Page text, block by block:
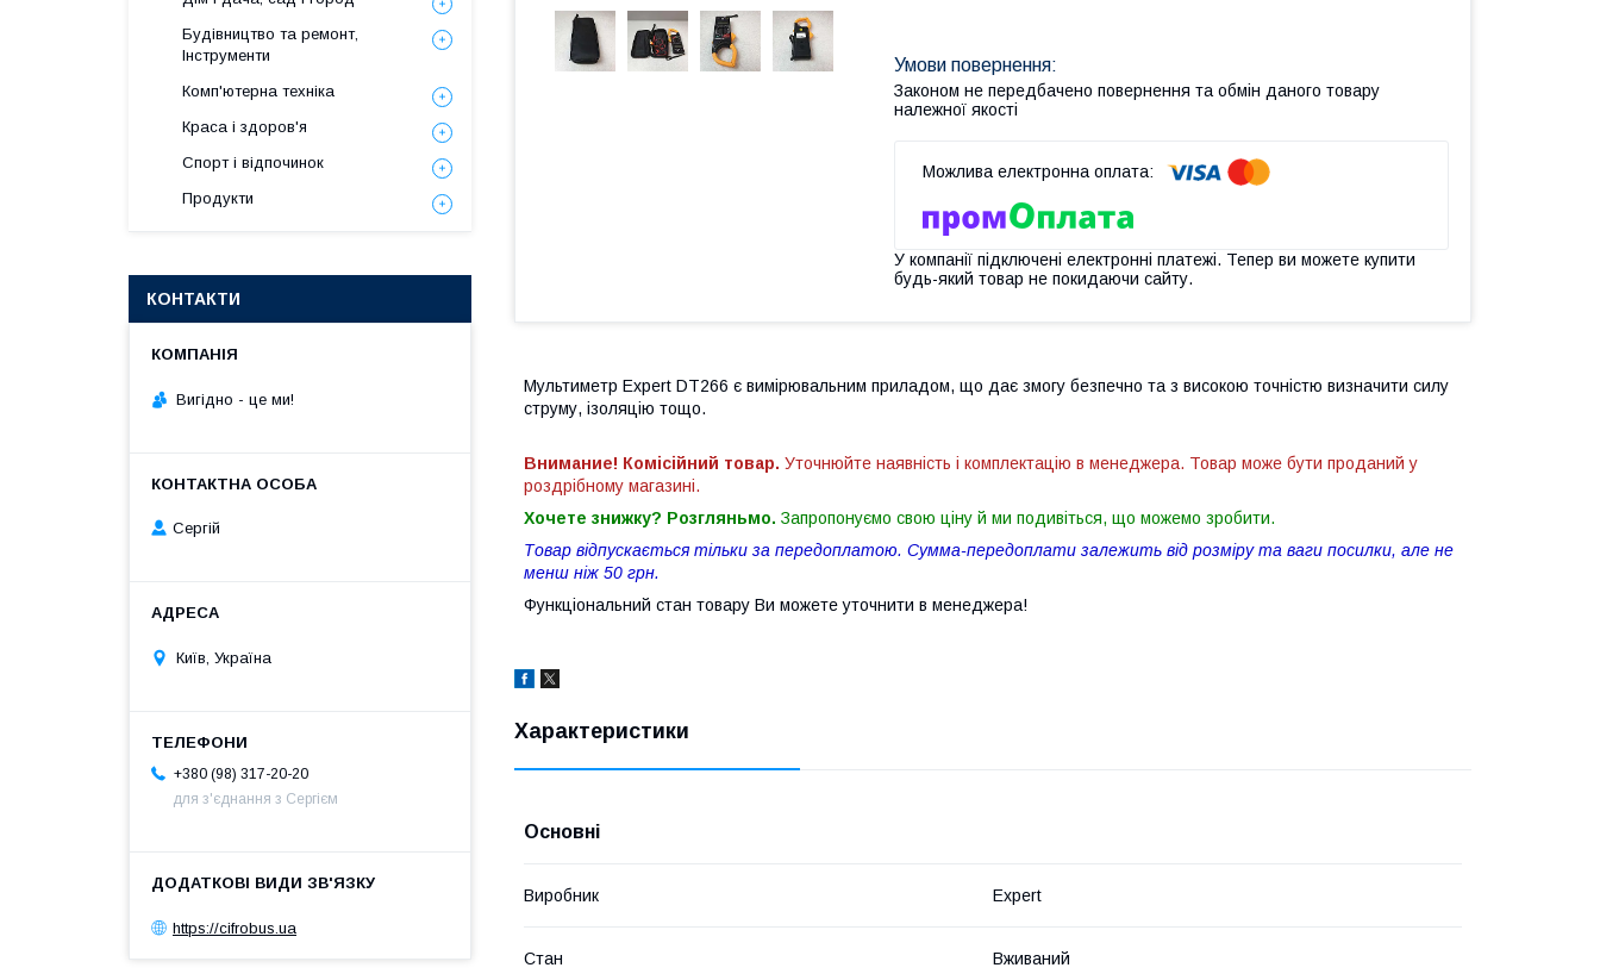
Законом не передбачено повернення та обмін даного товару
належної якості
У компанії підключені електронні платежі. Тепер ви можете купити
будь-який товар не покидаючи сайту.
Мультиметр Expert DT266 є вимірювальним приладом, що дає змогу безпечно та з високою точністю визначити силу
струму, ізоляцію тощо.
Внимание! Комісійний товар. Уточнюйте наявність і комплектацію в менеджера. Товар може бути проданий у
роздрібному магазині.
Хочете знижку? Розгляньмо. Запропонуємо свою ціну й ми подивіться, що можемо зробити.
Товар відпускається тільки за передоплатою. Сумма-передоплати залежить від розміру та ваги посилки, але не
менш ніж 50 грн.
Функціональний стан товару Ви можете уточнити в менеджера!
Характеристики
Основні
Виробник Expert
Стан Вживаний
Будівництво та ремонт,
Інструменти
Комп'ютерна техніка
Краса і здоров'я
Спорт і відпочинок
Продукти
КОНТАКТИ
Вигiдно - це ми!
Сергій
Київ, Україна
+380 (98) 317-20-20
для з'єднання з Сергієм
https://cifrobus.ua